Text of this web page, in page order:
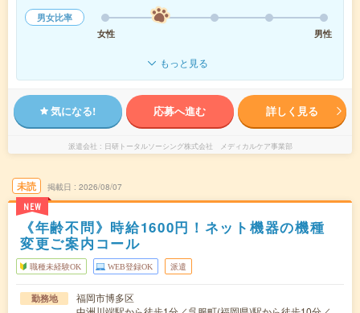
男女比率
女性
男性
もっと見る
気になる! 応募へ進む 詳しく見る
派遣会社 日研トータルソーシング株式会社 メディカルケア事業部
未読
NEW
掲載日 2026/08/07
《年齢不問》時給1600円！ネット機器の機種
変更ご案内コール
職種未経験OK WEB登録OK 派遣
勤務地
福岡市博多区